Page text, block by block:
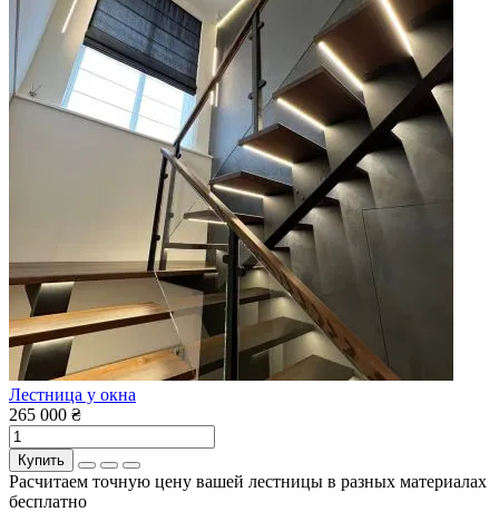
Лестница у окна
265 000 ₴
Купить
Расчитаем точную цену вашей лестницы в разных материалах
бесплатно